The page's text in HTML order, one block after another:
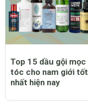
Top 15 dầu gội mọc
tóc cho nam giới tốt
nhất hiện nay